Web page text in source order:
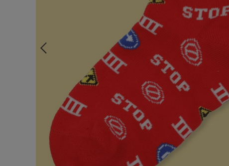
ギフトラッピング
サイズからブラを探す